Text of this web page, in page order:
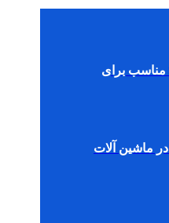
نحوه انتخاب یاطاقان SKF مناسب برای
نکات نصب یاطاقان SKF در ماشین آلات